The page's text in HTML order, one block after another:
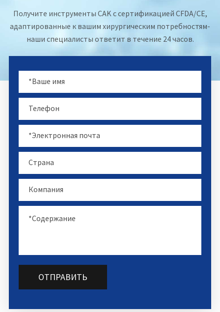
Получите инструменты CAK с сертификацией CFDA/CE,
адаптированные к вашим хирургическим потребностям-
наши специалисты ответит в течение 24 часов.
ОТПРАВИТЬ